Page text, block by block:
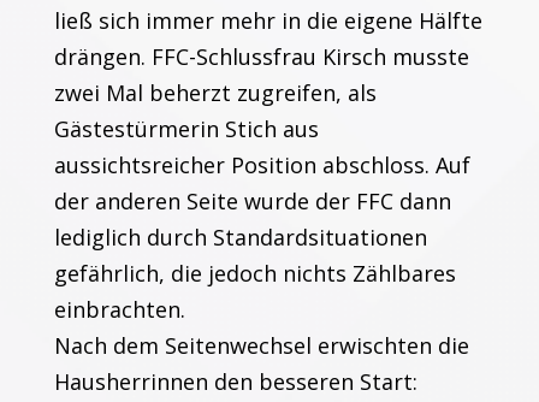
ließ sich immer mehr in die eigene Hälfte
drängen. FFC-Schlussfrau Kirsch musste
zwei Mal beherzt zugreifen, als
Gästestürmerin Stich aus
aussichtsreicher Position abschloss. Auf
der anderen Seite wurde der FFC dann
lediglich durch Standardsituationen
gefährlich, die jedoch nichts Zählbares
einbrachten.
Nach dem Seitenwechsel erwischten die
Hausherrinnen den besseren Start: